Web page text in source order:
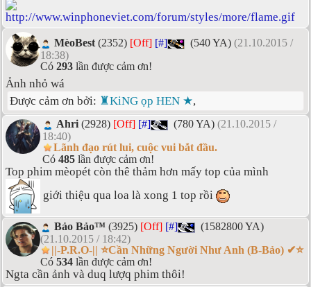
MèoBest (2352) [Off] [#] (540 YA) (21.10.2015 /
18:38)
Có 293 lần được cảm ơn!
Ảnh nhỏ wá
Được cảm ơn bởi: ♜KiNG ọp HEN ★,
Ahri (2928) [Off] [#] (780 YA) (21.10.2015 /
18:40)
Lãnh đạo rút lui, cuộc vui bắt đầu.
Có 485 lần được cảm ơn!
Top phim mèopét còn thê thảm hơn mấy top của mình
giới thiệu qua loa là xong 1 top rồi
Bảo Bảo™ (3925) [Off] [#]
(1582800 YA)
(21.10.2015 / 18:42)
||-P.R.O-|| ⭐Cần Những Người Như Anh (B-Bảo) ✔⭐
Có 534 lần được cảm ơn!
Ngta cần ảnh và duq lượq phim thôi!